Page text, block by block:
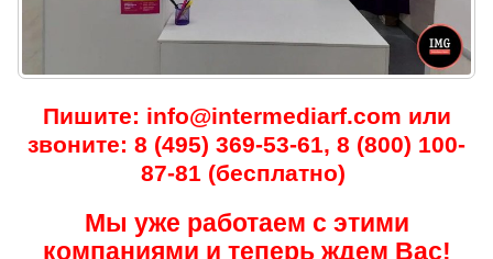
Пишите: info@intermediarf.com или
звоните: 8 (495) 369-53-61, 8 (800) 100-
87-81 (бесплатно)
Мы уже работаем с этими
компаниями и теперь ждем Вас!